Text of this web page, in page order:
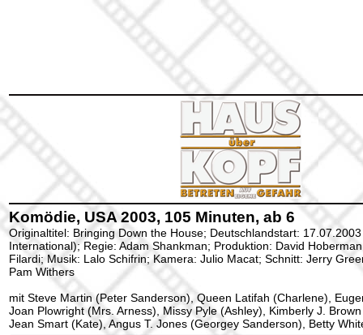
Komödie, USA 2003, 105 Minuten, ab 6
Originaltitel: Bringing Down the House; Deutschlandstart:
International); Regie: Adam Shankman; Produktion: David
Filardi; Musik: Lalo Schifrin; Kamera: Julio Macat; Schnitt: Jerry
Pam Withers
mit Steve Martin (Peter Sanderson), Queen Latifah (Charlene),
Joan Plowright (Mrs. Arness), Missy Pyle (Ashley), Kimberly J.
Jean Smart (Kate), Angus T. Jones (Georgey Sanderson), Betty